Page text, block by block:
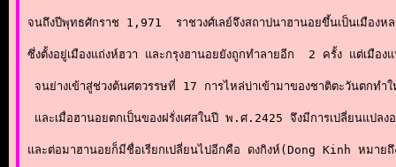
จนถึงปีพุทธศักราช 1,971  ราชวงศ์เลย์จึงสถาปนาฮานอยขึ้นเป็นเมือ
ซึ่งตั้งอยู่เมืองแถ่งห์ฮวา และกรุงฮานอยยังถูกทำลายอีก  2 ครั้ง แต่เมือง
จนย่างเข้าสู่ช่วงต้นศตวรรษที่ 17 การไหล่บ่าเข้ามาของชาติตะวันตกทำ
และเมื่อฮานอยตกเป็นของฝรั่งเศสในปี พ.ศ.2425 จึงมีการเปลี่ยนแปล
และต่อมาฮานอยก็มีชื่อเรียกเปลี่ยนไปอีกคือ ดงกิงห์(Dong Kinh หมาย